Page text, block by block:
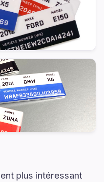
plus intéressant